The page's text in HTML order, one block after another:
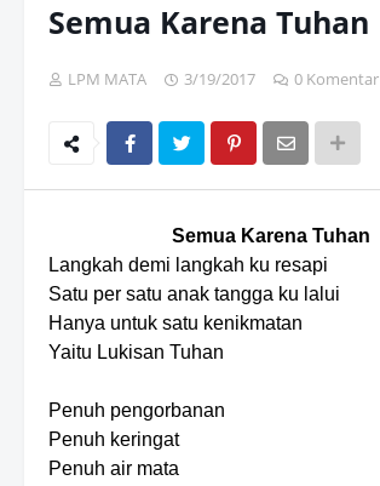
Semua Karena Tuhan
LPM MATA 3/19/2017 0 Komentar
Semua Karena Tuhan
Langkah demi langkah ku resapi
Satu per satu anak tangga ku lalui
Hanya untuk satu kenikmatan
Yaitu Lukisan Tuhan
Penuh pengorbanan
Penuh keringat
Penuh air mata